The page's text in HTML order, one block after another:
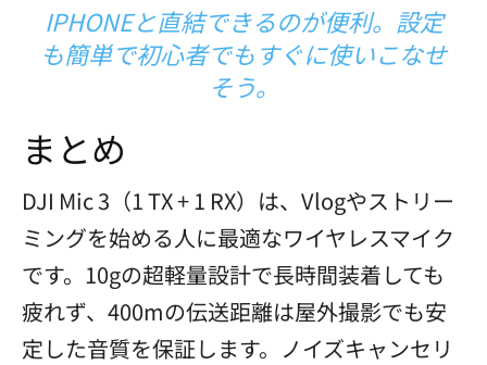
IPHONEと直結できるのが便利。設定
も簡単で初心者でもすぐに使いこなせ
そう。
まとめ
DJI Mic 3（1 TX + 1 RX）は、Vlogやストリー
ミングを始める人に最適なワイヤレスマイク
です。10gの超軽量設計で長時間装着しても
疲れず、400mの伝送距離は屋外撮影でも安
定した音質を保証します。ノイズキャンセリ